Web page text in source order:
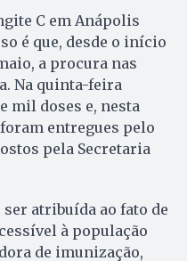
C em Anápolis
é que, desde o início
a procura nas
Na quinta-feira
mil doses e, nesta
entregues pelo
pela Secretaria
atribuída ao fato de
à população
de imunização,